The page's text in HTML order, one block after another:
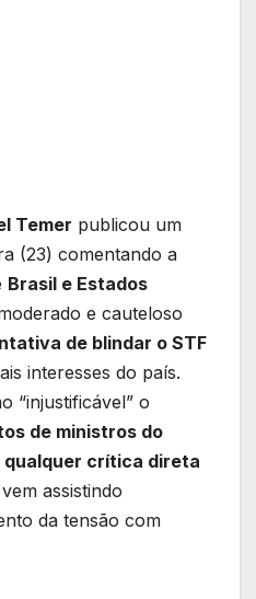
Temer publicou um
(23) comentando a
Brasil e Estados
e cauteloso
de blindar o STF
interesses do país.
“injustificável” o
de ministros do
qualquer crítica direta
assistindo
da tensão com